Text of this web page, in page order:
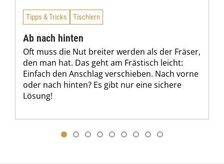
Tipps & Tricks Tischlern
Ab nach hinten
Oft muss die Nut breiter werden als der Fräser,
den man hat. Das geht am Frästisch leicht:
Einfach den Anschlag verschieben. Nach vorne
oder nach hinten? Es gibt nur eine sichere
Lösung!